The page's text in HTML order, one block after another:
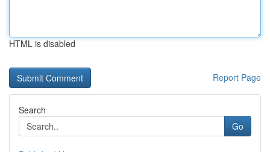
HTML is disabled
Report Page
Search
Go